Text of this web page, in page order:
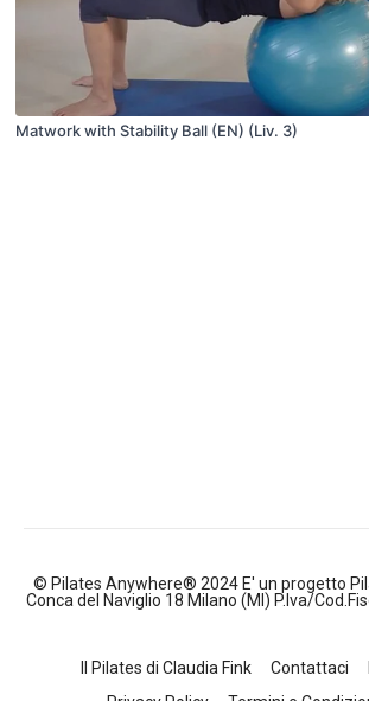
Matwork with Stability Ball (EN) (Liv. 3)
© Pilates Anywhere® 2024 E' un progetto
Conca del Naviglio 18 Milano (MI) P.Iva/
Il Pilates di Claudia Fink Contattaci